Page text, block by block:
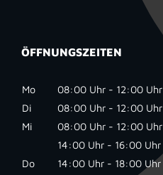
ÖFFNUNGSZEITEN
Mo
08:00 Uhr - 12:00 Uhr
Di
08:00 Uhr - 12:00 Uhr
Mi
08:00 Uhr - 12:00 Uhr
14:00 Uhr - 16:00 Uhr
Do
14:00 Uhr - 18:00 Uhr